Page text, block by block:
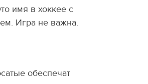
имя в хоккее с
Игра не важна.
обеспечат